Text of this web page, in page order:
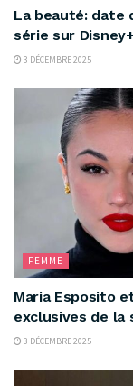
La beauté: date
série sur Disney+
3 DÉCEMBRE 2025
FEMME
Maria Esposito
exclusives de la
3 DÉCEMBRE 2025